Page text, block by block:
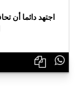
اجتهد دائما أن
